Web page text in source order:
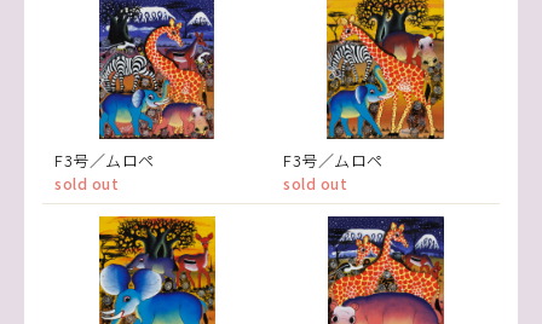
F3号／ムロペ
sold out
F3号／ムロペ
sold out